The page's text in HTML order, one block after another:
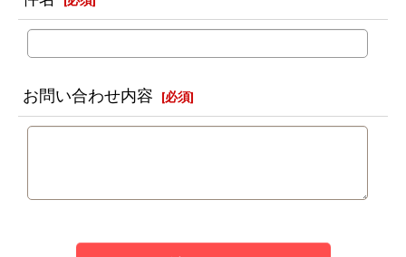
お問い合わせ内容 [必須]